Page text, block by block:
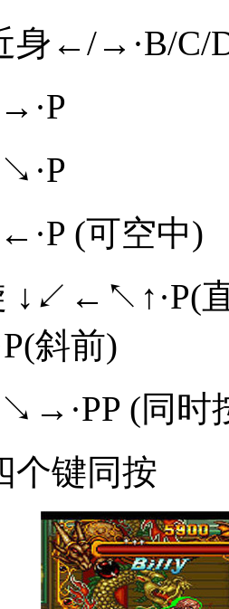
身←/→·B/C/
(可空中)
↓↙←↖↑·P(
斜前)
(同时
个键同按